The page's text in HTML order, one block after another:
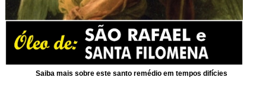
Saiba mais sobre este santo remédio em tempos difícies